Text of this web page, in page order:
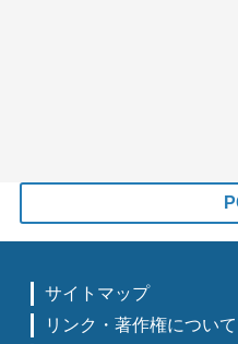
サイトマップ
リンク・著作権について